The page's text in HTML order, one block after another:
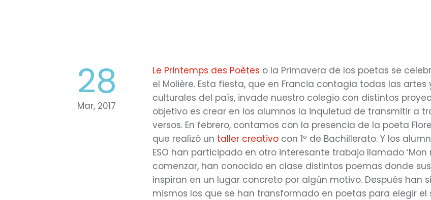
28
Mar, 2017
Le Printemps des Poètes o la Primavera de los poetas se
el Molière. Esta fiesta, que en Francia contagia todas las artes
culturales del país, invade nuestro colegio con distintos
objetivo es crear en los alumnos la inquietud de transmitir a
versos. En febrero, contamos con la presencia de la poeta
que realizó un taller creativo con 1º de Bachillerato. Y los
ESO han participado en otro interesante trabajo llamado ‘Mon
comenzar, han conocido en clase distintos poemas donde
inspiran en un lugar concreto por algún motivo. Después han
mismos los que se han transformado en poetas para elegir el